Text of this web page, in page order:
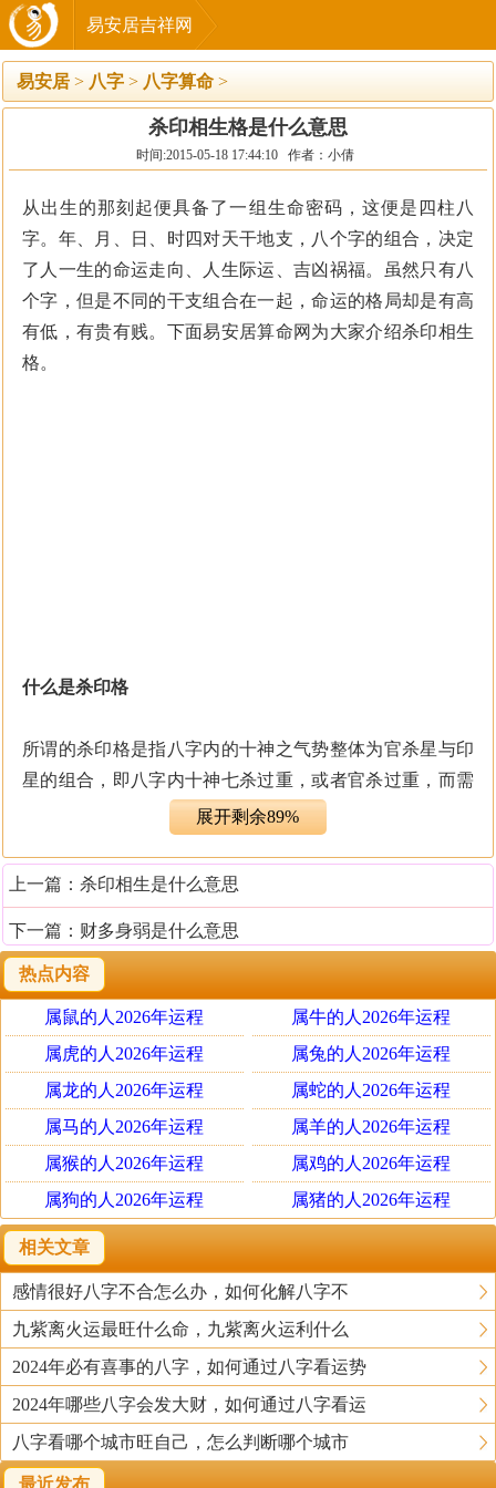
易安居吉祥网
易安居 > 八字 > 八字算命>
杀印相生格是什么意思
时间:2015-05-18 17:44:10 作者：小倩
从出生的那刻起便具备了一组生命密码，这便是四柱八
字。年、月、日、时四对天干地支，八个字的组合，决定
了人一生的命运走向、人生际运、吉凶祸福。虽然只有八
个字，但是不同的干支组合在一起，命运的格局却是有高
有低，有贵有贱。下面易安居算命网为大家介绍杀印相生
格。
什么是杀印格
所谓的杀印格是指八字内的十神之气势整体为官杀星与印
星的组合，即八字内十神七杀过重，或者官杀过重，而需
要有印星引通官杀以生旺日主。有印星化泄官杀，使得杀
杀印相生格是什么
杀印格命局中七杀太重的，常须印绶（正印、偏印）引
通，化杀生身，称杀印格或杀印相生格（杀重用印格）。
因为格局中以身与杀作平衡标准，达到身杀二停为美，杀
轻用财，杀重用印。
杀与印是一种八字十神组合形态，杀为七杀，即与日干同
阴阳相克者为杀，印指正偏印，正印为生我者阴阳异性更
为友情，偏印也为生我者为阴阳同性，杀为克身攻身之
物，如果八字内杀星为旺，而出生正偏印，则为尚好的组
合，印可以化杀生身，日主有力量，可担任官杀之力，为
官为贵，可以发福。但如果八字内杀轻印重，反为其害，
原因何在？盖因日本主身强旺，杀印相生，杀不攻身，反
而生印，更加强了印的帮身之功用，反不为美也。
杀印相生格中，杀为七杀，印即正印，七杀与正印是阴阳
相生的五行，其结果是七杀的五性转化为正印的五行去
了，七杀代表权威，正印代表文方面的，所以一般杀印为
展开剩余89%
上一篇： 杀印相生是什么意思
下一篇： 财多身弱是什么意思
热点内容
属鼠的人2026年运程
属牛的人2026年运程
属虎的人2026年运程
属兔的人2026年运程
属龙的人2026年运程
属蛇的人2026年运程
属马的人2026年运程
属羊的人2026年运程
属猴的人2026年运程
属鸡的人2026年运程
属狗的人2026年运程
属猪的人2026年运程
相关文章
感情很好八字不合怎么办，如何化解八字不
九紫离火运最旺什么命，九紫离火运利什么
2024年必有喜事的八字，如何通过八字看运势
2024年哪些八字会发大财，如何通过八字看运
八字看哪个城市旺自己，怎么判断哪个城市
最近发布